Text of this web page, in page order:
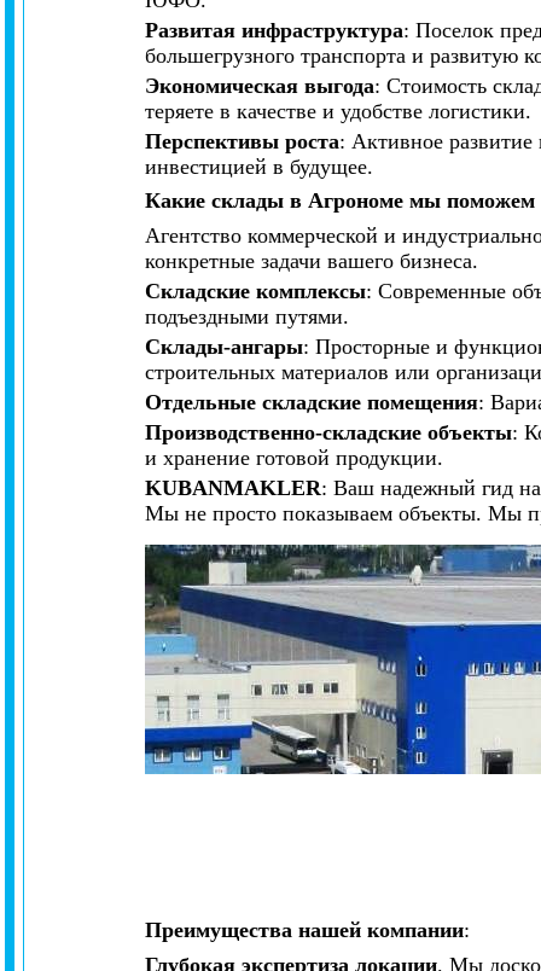
Развитая инфраструктура: Поселок
большегрузного транспорта и развитую
Экономическая выгода: Стоимость
теряете в качестве и удобстве логистики.
Перспективы роста: Активное развитие
инвестицией в будущее.
Какие склады в Агрономе мы поможем
Агентство коммерческой и
конкретные задачи вашего бизнеса.
Складские комплексы: Современные
подъездными путями.
Склады-ангары: Просторные и
строительных материалов или
Отдельные складские помещения:
Производственно-складские объекты:
и хранение готовой продукции.
KUBANMAKLER: Ваш надежный гид на
Мы не просто показываем объекты. Мы
Преимущества нашей компании:
Глубокая экспертиза локации. Мы